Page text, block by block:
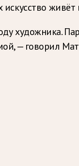
художника.
— говорил